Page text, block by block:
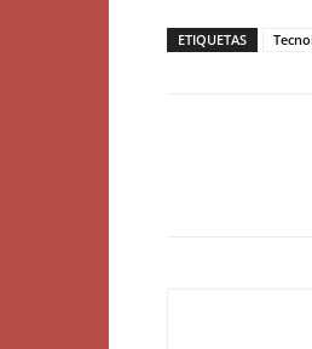
ETIQUETAS